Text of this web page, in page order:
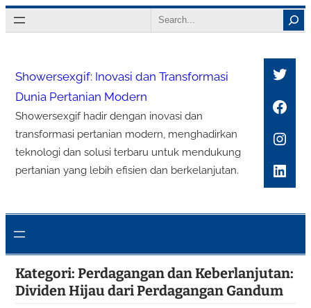
Lewati
ke
Search
Showersexgif: Inovasi dan Transformasi
Dunia Pertanian Modern
Showersexgif hadir dengan inovasi dan
transformasi pertanian modern, menghadirkan
teknologi dan solusi terbaru untuk mendukung
pertanian yang lebih efisien dan berkelanjutan.
Kategori: Perdagangan dan Keberlanjutan:
Dividen Hijau dari Perdagangan Gandum